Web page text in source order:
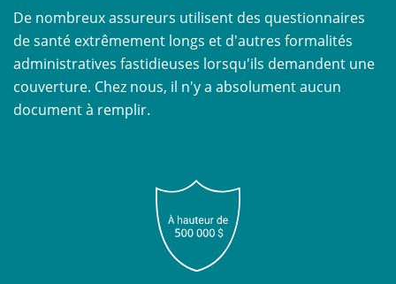
De nombreux assureurs utilisent des questionnaires
de santé extrêmement longs et d'autres formalités
administratives fastidieuses lorsqu'ils demandent une
couverture. Chez nous, il n'y a absolument aucun
document à remplir.